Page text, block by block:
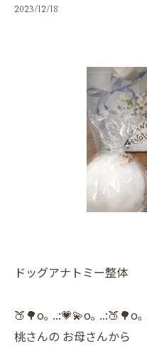
2023/12/18
ドッグアナトミー整体
🍑🌳o｡ ..:💗💫o｡ ..:🍑🌳o
桃さんの お母さんから